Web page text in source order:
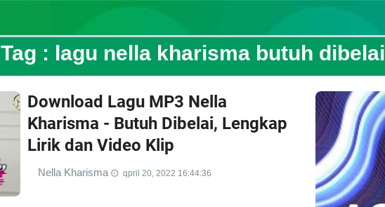
Tag : lagu nella kharisma butuh dibelai
Download Lagu MP3 Nella
Kharisma - Butuh Dibelai, Lengkap
Lirik dan Video Klip
Nella Kharisma qpril 20, 2022 16:44:36